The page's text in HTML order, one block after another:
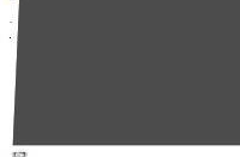
高野 遼
37
4